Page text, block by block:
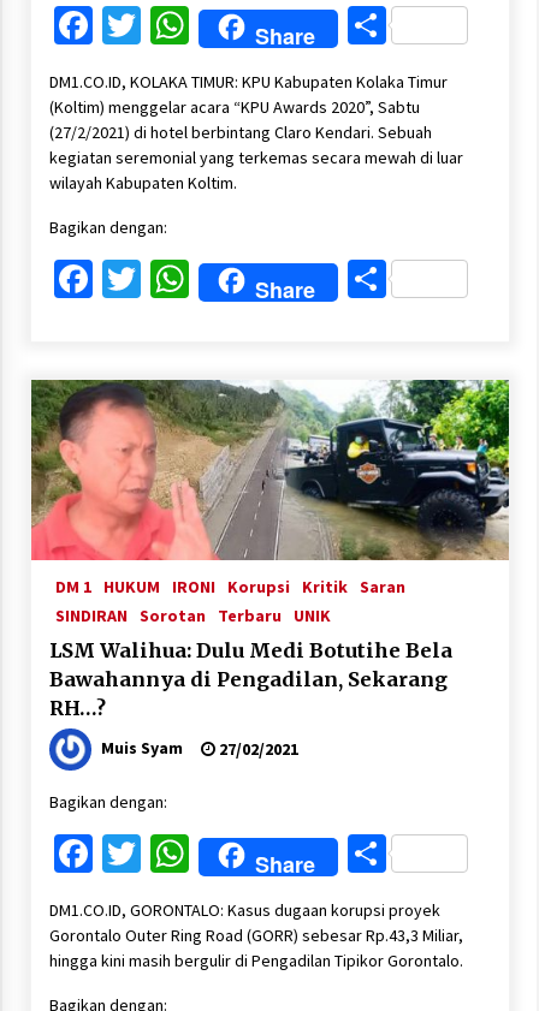
Facebook
Twitter
WhatsApp
Share Share
DM1.CO.ID, KOLAKA TIMUR: KPU Kabupaten Kolaka Timur
(Koltim) menggelar acara “KPU Awards 2020”, Sabtu
(27/2/2021) di hotel berbintang Claro Kendari. Sebuah
kegiatan seremonial yang terkemas secara mewah di luar
wilayah Kabupaten Koltim.
Bagikan dengan:
Facebook
Twitter
WhatsApp
Share Share
DM 1 HUKUM IRONI Korupsi Kritik Saran
SINDIRAN Sorotan Terbaru UNIK
LSM Walihua: Dulu Medi Botutihe Bela
Bawahannya di Pengadilan, Sekarang
RH…?
Muis Syam 27/02/2021
Bagikan dengan:
Facebook
Twitter
WhatsApp
Share Share
DM1.CO.ID, GORONTALO: Kasus dugaan korupsi proyek
Gorontalo Outer Ring Road (GORR) sebesar Rp.43,3 Miliar,
hingga kini masih bergulir di Pengadilan Tipikor Gorontalo.
Bagikan dengan: